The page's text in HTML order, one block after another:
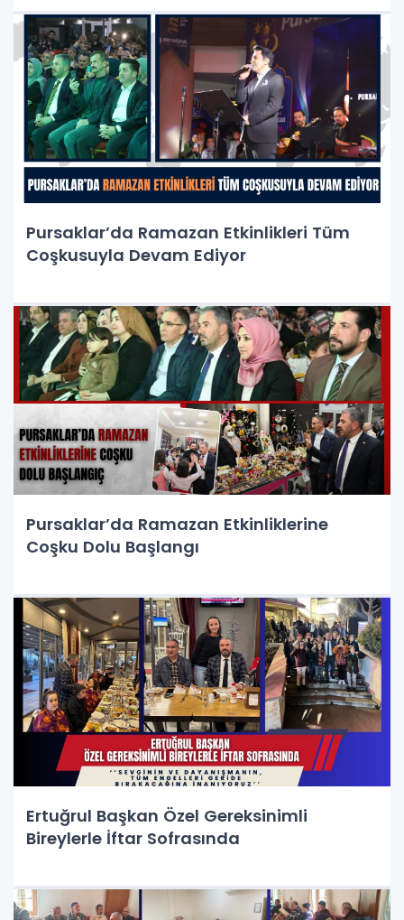
Pursaklar’da Ramazan Etkinlikleri Tüm
Coşkusuyla Devam Ediyor
Pursaklar’da Ramazan Etkinliklerine
Coşku Dolu Başlangı
Ertuğrul Başkan Özel Gereksinimli
Bireylerle İftar Sofrasında